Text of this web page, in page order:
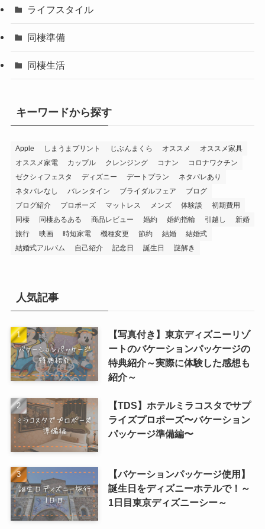
ライフスタイル
同棲準備
同棲生活
キーワードから探す
Apple しまうまプリント じぶんまくら オススメ
オススメ家具
オススメ家電
カップル クレンジング コナン
コロナワクチン
ゼクシィフェスタ
ディズニー デートプラン
ネタバレあり
ネタバレなし
バレンタイン ブライダルフェア
ブログ
ブログ紹介
プロポーズ マットレス メンズ 体験談
初期費用
同棲
同棲あるある 商品レビュー 婚約 婚約指輪 引越し
新婚
旅行
映画 時短家電 機種変更 節約 結婚
結婚式
結婚式アルバム
自己紹介 記念日 誕生日 謎解き
人気記事
【写真付き】東京ディズニーリゾ
ートのバケーションパッケージの
特典紹介～実際に体験した感想も
紹介～
【TDS】ホテルミラコスタでサプ
ライズプロポーズ〜バケーション
パッケージ準備編〜
【バケーションパッケージ使用】
誕生日をディズニーホテルで！～
1日目東京ディズニーシー～